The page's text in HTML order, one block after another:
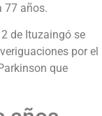
77 años.
de Ituzaingó se
por el
que